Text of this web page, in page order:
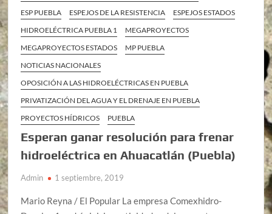
ESP PUEBLA
ESPEJOS DE LA RESISTENCIA
ESPEJOS ESTADOS
HIDROELÉCTRICA PUEBLA 1
MEGAPROYECTOS
MEGAPROYECTOS ESTADOS
MP PUEBLA
NOTICIAS NACIONALES
OPOSICIÓN A LAS HIDROELÉCTRICAS EN PUEBLA
PRIVATIZACIÓN DEL AGUA Y EL DRENAJE EN PUEBLA
PROYECTOS HÍDRICOS
PUEBLA
Esperan ganar resolución para frenar
hidroeléctrica en Ahuacatlán (Puebla)
Admin 1 septiembre, 2019
Mario Reyna / El Popular La empresa Comexhidro-